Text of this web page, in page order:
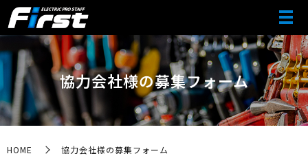
協力会社様の募集フォーム
HOME 協力会社様の募集フォーム